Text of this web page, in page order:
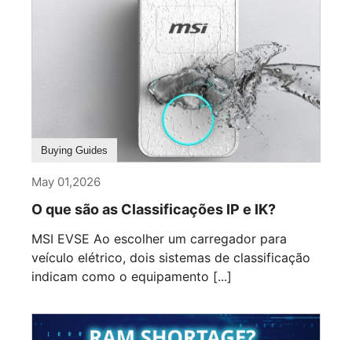
Buying Guides
May 01,2026
O que são as Classificações IP e IK?
MSI EVSE Ao escolher um carregador para
veículo elétrico, dois sistemas de classificação
indicam como o equipamento [...]